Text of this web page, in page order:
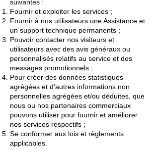
suivantes :
Fournir et exploiter les services ;
Fournir à nos utilisateurs une Assistance et
un support technique permanents ;
Pouvoir contacter nos visiteurs et
utilisateurs avec des avis généraux ou
personnalisés relatifs au service et des
messages promotionnels ;
Pour créer des données statistiques
agrégées et d'autres informations non
personnelles agrégées et/ou déduites, que
nous ou nos partenaires commerciaux
pouvons utiliser pour fournir et améliorer
nos services respectifs ;
Se conformer aux lois et règlements
applicables.